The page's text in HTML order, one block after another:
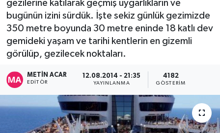
gezilerine katılarak geçmiş uygarlıkların ve
bugünün izini sürdük. İşte sekiz günlük gezimizde
350 metre boyunda 30 metre eninde 18 katlı dev
gemideki yaşam ve tarihi kentlerin en gizemli
görülüp, gezilecek noktaları.
METIN ACAR
EDITÖR
12.08.2014 - 21:35
YAYINLANMA
4182
GÖSTERIM
Haber Arşivi